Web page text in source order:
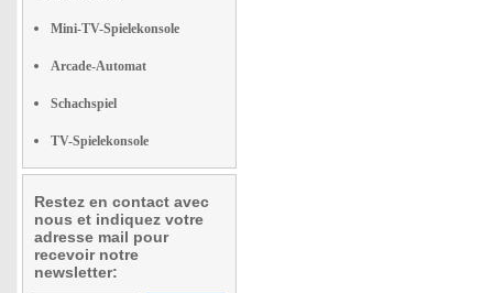
Mini-TV-Spielekonsole
Arcade-Automat
Schachspiel
TV-Spielekonsole
Restez en contact avec
nous et indiquez votre
adresse mail pour
recevoir notre
newsletter: